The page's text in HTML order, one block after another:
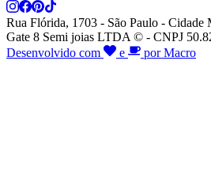
Rua Flórida, 1703 - São Paulo - Cidade
Gate 8 Semi joias LTDA © - CNPJ
Desenvolvido com
e por Macro